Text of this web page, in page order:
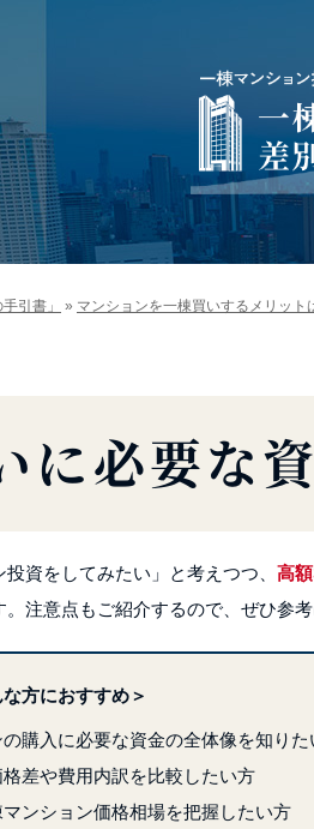
引書」 » マンションを一棟買いするメリット
に必要な
資をしてみたい」と考えつつ、 高
注意点もご紹介するので、ぜひ参考
方におすすめ＞
購入に必要な資金の全体像を知りた
差や費用内訳を比較したい方
ンション価格相場を把握したい方